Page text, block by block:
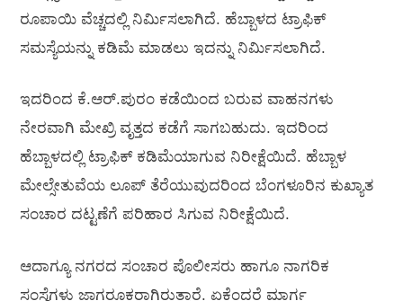
ರೂಪಾಯಿ ವೆಚ್ಚದಲ್ಲಿ ನಿರ್ಮಿಸಲಾಗಿದೆ. ಹೆಬ್ಬಾಳದ ಟ್ರಾಫಿಕ್‌
ಸಮಸ್ಯೆಯನ್ನು ಕಡಿಮೆ ಮಾಡಲು ಇದನ್ನು ನಿರ್ಮಿಸಲಾಗಿದೆ.
ಇದರಿಂದ ಕೆ.ಆರ್.‌ಪುರಂ ಕಡೆಯಿಂದ ಬರುವ ವಾಹನಗಳು
ನೇರವಾಗಿ ಮೇಖ್ರಿ ವೃತ್ತದ ಕಡೆಗೆ ಸಾಗಬಹುದು. ಇದರಿಂದ
ಹೆಬ್ಬಾಳದಲ್ಲಿ ಟ್ರಾಫಿಕ್‌ ಕಡಿಮೆಯಾಗುವ ನಿರೀಕ್ಷೆಯಿದೆ. ಹೆಬ್ಬಾಳ
ಮೇಲ್ಸೇತುವೆಯ ಲೂಪ್‌ ತೆರೆಯುವುದರಿಂದ ಬೆಂಗಳೂರಿನ ಕುಖ್ಯಾತ
ಸಂಚಾರ ದಟ್ಟಣೆಗೆ ಪರಿಹಾರ ಸಿಗುವ ನಿರೀಕ್ಷೆಯಿದೆ.
ಆದಾಗ್ಯೂ ನಗರದ ಸಂಚಾರ ಪೊಲೀಸರು ಹಾಗೂ ನಾಗರಿಕ
ಸಂಸ್ಥೆಗಳು ಜಾಗರೂಕರಾಗಿರುತ್ತಾರೆ. ಏಕೆಂದರೆ ಮಾರ್ಗ